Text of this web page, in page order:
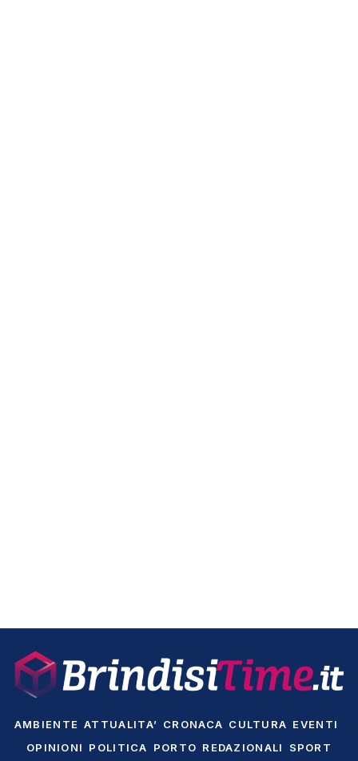
AMBIENTE ATTUALITA’ CRONACA CULTURA EVENTI
OPINIONI
POLITICA PORTO REDAZIONALI SPORT